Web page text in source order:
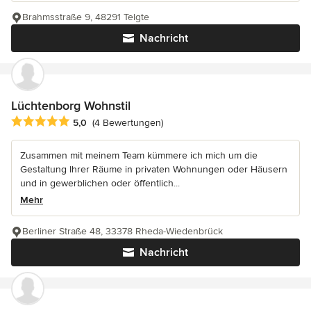
Nachricht
Brahmsstraße 9, 48291 Telgte
Lüchtenborg Wohnstil
Durchschnittliche Bewertung: 5 von 5 Sternen
5,0 (4 Bewertungen)
Zusammen mit meinem Team kümmere ich mich um die
Gestaltung Ihrer Räume in privaten Wohnungen oder Häusern
und in gewerblichen oder öffentlich...
Mehr
Nachricht
Berliner Straße 48, 33378 Rheda-Wiedenbrück